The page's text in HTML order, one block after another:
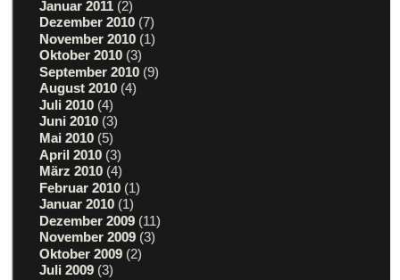
Januar 2011 (2)
Dezember 2010 (7)
November 2010 (1)
Oktober 2010 (3)
September 2010 (9)
August 2010 (4)
Juli 2010 (4)
Juni 2010 (3)
Mai 2010 (5)
April 2010 (3)
März 2010 (4)
Februar 2010 (1)
Januar 2010 (1)
Dezember 2009 (11)
November 2009 (3)
Oktober 2009 (2)
Juli 2009 (3)